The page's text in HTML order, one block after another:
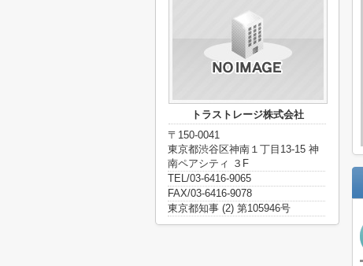
トラストレージ株式会社
〒150-0041
東京都渋谷区神南１丁目13-15 神
南ペアシティ ３F
TEL/03-6416-9065
FAX/03-6416-9078
東京都知事 (2) 第105946号